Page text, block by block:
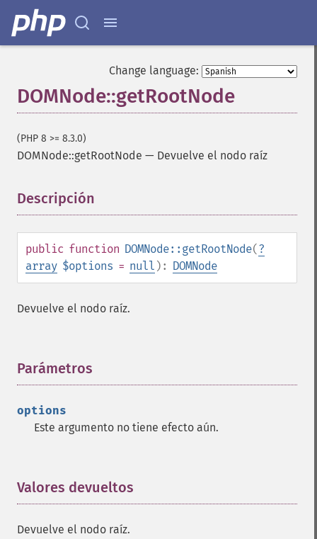
Change language:
DOMNode::getRootNode
(PHP 8 >= 8.3.0)
DOMNode::getRootNode — Devuelve el nodo raíz
Descripción
public function DOMNode::getRootNode(?
array $options = null ): DOMNode
Devuelve el nodo raíz.
Parámetros
options
Este argumento no tiene efecto aún.
Valores devueltos
Devuelve el nodo raíz.